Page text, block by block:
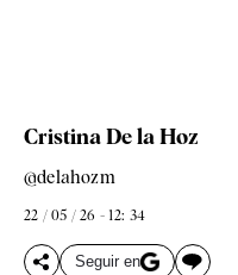
Cristina De la Hoz
@delahozm
22 / 05 / 26 - 12: 34
Seguir en